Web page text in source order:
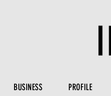
BUSINESS PROFILE